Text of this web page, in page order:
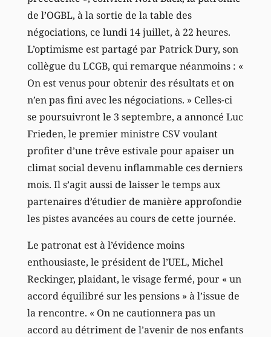
de l’OGBL, à la sortie de la table des
négociations, ce lundi 14 juillet, à 22 heures.
L’optimisme est partagé par Patrick Dury, son
collègue du LCGB, qui remarque néanmoins : «
On est venus pour obtenir des résultats et on
n’en pas fini avec les négociations. » Celles-ci
se poursuivront le 3 septembre, a annoncé Luc
Frieden, le premier ministre CSV voulant
profiter d’une trêve estivale pour apaiser un
climat social devenu inflammable ces derniers
mois. Il s’agit aussi de laisser le temps aux
partenaires d’étudier de manière approfondie
les pistes avancées au cours de cette journée.
Le patronat est à l’évidence moins
enthousiaste, le président de l’UEL, Michel
Reckinger, plaidant, le visage fermé, pour « un
accord équilibré sur les pensions » à l’issue de
la rencontre. « On ne cautionnera pas un
accord au détriment de l’avenir de nos enfants